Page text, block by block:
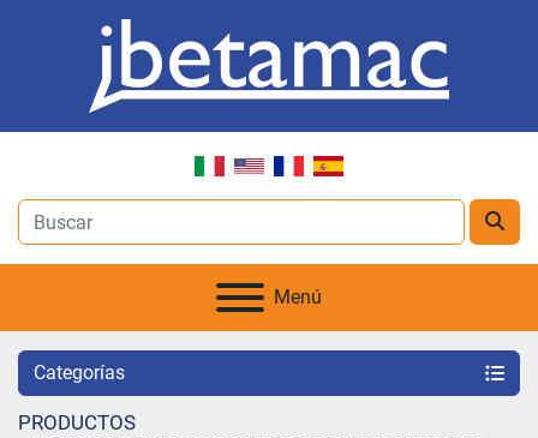
Menú
Categorías
PRODUCTOS